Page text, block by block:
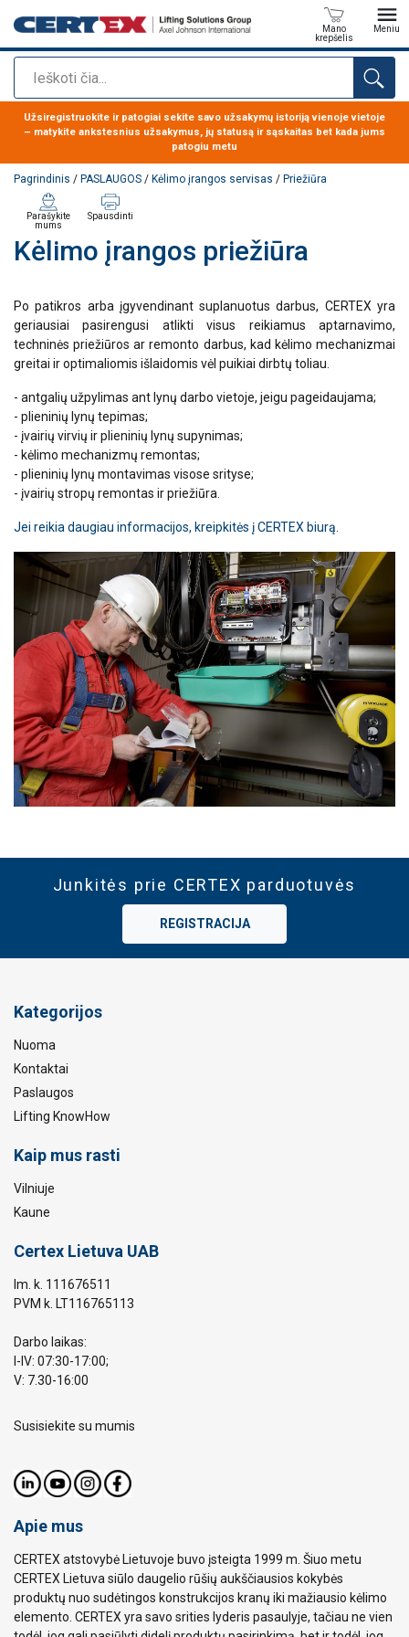
Paieška
Mano
krepšelis
Meniu
Produktas buvo pridėtas prie jūsų užklausos
Užsiregistruokite ir patogiai sekite savo užsakymų istoriją vienoje vietoje
– matykite ankstesnius užsakymus, jų statusą ir sąskaitas bet kada jums
patogiu metu
Pagrindinis / PASLAUGOS / Kėlimo įrangos servisas / Priežiūra
Kėlimo įrangos priežiūra
Parašykite
mums
Spausdinti
Po patikros arba įgyvendinant suplanuotus darbus, CERTEX yra
geriausiai pasirengusi atlikti visus reikiamus aptarnavimo,
techninės priežiūros ar remonto darbus, kad kėlimo mechanizmai
greitai ir optimaliomis išlaidomis vėl puikiai dirbtų toliau.
- antgalių užpylimas ant lynų darbo vietoje, jeigu pageidaujama;
- plieninių lynų tepimas;
- įvairių virvių ir plieninių lynų supynimas;
- kėlimo mechanizmų remontas;
- plieninių lynų montavimas visose srityse;
- įvairių stropų remontas ir priežiūra.
Jei reikia daugiau informacijos, kreipkitės į CERTEX biurą.
Junkitės prie CERTEX parduotuvės
REGISTRACIJA
Kategorijos
Nuoma
Kontaktai
Paslaugos
Lifting KnowHow
Kaip mus rasti
Vilniuje
Kaune
Certex Lietuva UAB
Im. k. 111676511
PVM k. LT116765113
Darbo laikas:
I-IV: 07:30-17:00;
V: 7.30-16:00
Susisiekite su mumis
Apie mus
CERTEX atstovybė Lietuvoje buvo įsteigta 1999 m. Šiuo metu
CERTEX Lietuva siūlo daugelio rūšių aukščiausios kokybės
produktų nuo sudėtingos konstrukcijos kranų iki mažiausio kėlimo
elemento. CERTEX yra savo srities lyderis pasaulyje, tačiau ne vien
LITHUANIAN
ENGLISH TRANSLATION
Ši svetainė naudoja slapukus
Naudojame slapukus siekdami
suasmeninti turinį, skelbimus ir analizuoti
srautą. Taip pat dalijamės informacija apie
jūsų naudojimąsi mūsų svetaine su mūsų
reklamos ir analizės partneriais, kurie gali
ją sujungti su kita informacija, kurią jiems
pateikėte arba kurią jie surinko, kai
naudojatės jų paslaugomis. Privatumo
gerinantys
PARODYTI DETALIAU